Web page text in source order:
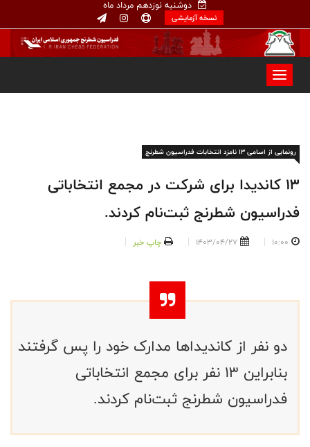
دوشنبه نوزدهم مرداد ماه
نسخه آزمایشی
رونمایی از اسامی 13 نامزد انتخابات فدراسیون شطرنج
13 کاندیدا برای شرکت در مجمع انتخاباتی
فدراسیون شطرنج ثبت‌نام کردند.
10:00
1403/04/27 چاپ خبر
دو نفر از کاندیداها مدارک خود را پس گرفتند
بنابراین 13 نفر برای مجمع انتخاباتی
فدراسیون شطرنج ثبت‌نام کردند.